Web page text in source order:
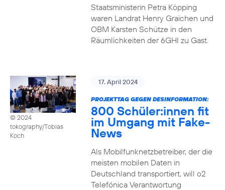
Staatsministerin Petra Köpping
waren Landrat Henry Graichen und
OBM Karsten Schütze in den
Räumlichkeiten der 6GHI zu Gast.
© 2024
tokography/Tobias
Koch
17. April 2024
PROJEKTTAG GEGEN DESINFORMATION:
800 Schüler:innen fit
im Umgang mit Fake-
News
Als Mobilfunknetzbetreiber, der die
meisten mobilen Daten in
Deutschland transportiert, will o2
Telefónica Verantwortung